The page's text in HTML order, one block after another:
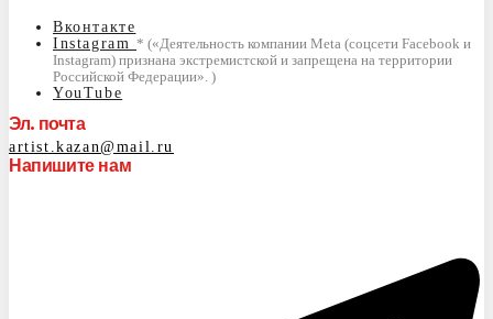
Вконтакте
Instagram
YouTube
Эл. почта
artist.kazan@mail.ru
Напишите нам